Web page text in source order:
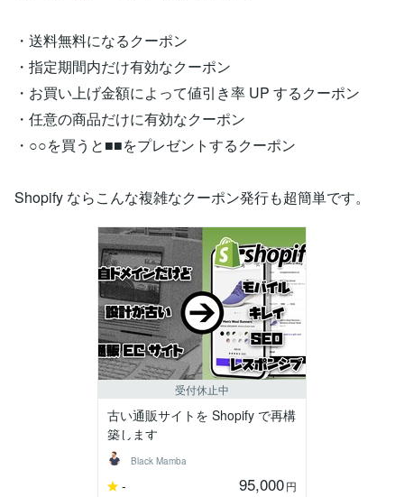
・送料無料になるクーポン
・指定期間内だけ有効なクーポン
・お買い上げ金額によって値引き率 UP するクーポン
・任意の商品だけに有効なクーポン
・○○を買うと■■をプレゼントするクーポン
Shopify ならこんな複雑なクーポン発行も超簡単です。
受付休止中
古い通販サイトを Shopify で再構
築します
Black Mamba
- 95,000円